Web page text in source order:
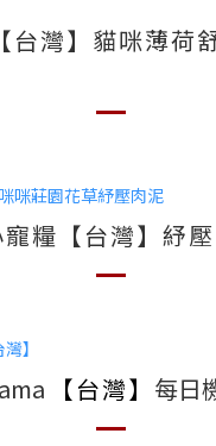
台灣】貓咪薄荷
糧【台灣】紓
【台灣】 每日